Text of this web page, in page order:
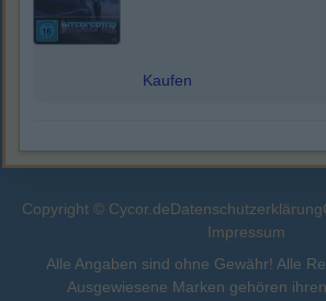
Kaufen
Copyright © Cycor.deDatenschutzerklärung
Impressum
Alle Angaben sind ohne Gewähr! Alle
Ausgewiesene Marken gehören